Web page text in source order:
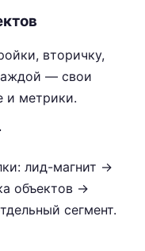
вторичку,
— свои
и метрики.
лид-магнит →
объектов →
сегмент.